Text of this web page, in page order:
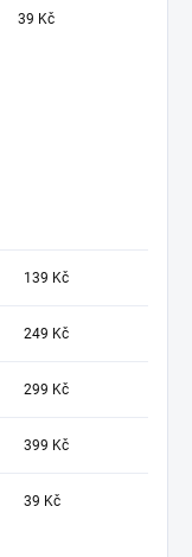
39 Kč
139 Kč
249 Kč
299 Kč
399 Kč
39 Kč